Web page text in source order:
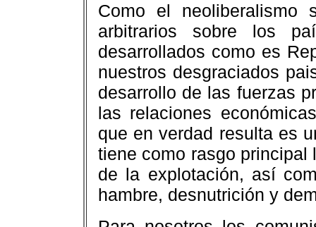
Como el
arbitrarios sobre los
desarrollados como es
nuestros desgraciados
desarrollo de las fuerzas
las relaciones
que en verdad resulta es
tiene como rasgo
de la explotación, así
hambre, desnutrición y